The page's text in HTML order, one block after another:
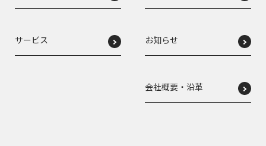
サービス お知らせ
会社概要・沿革